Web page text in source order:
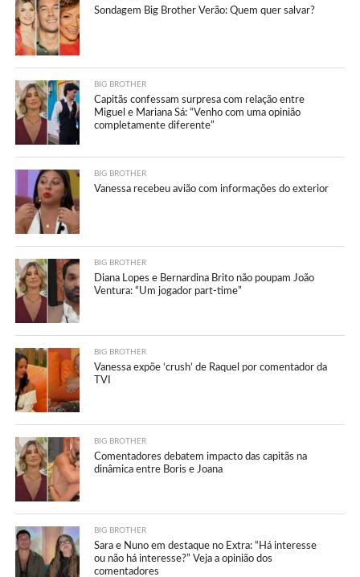
Sondagem Big Brother Verão: Quem quer salvar?
BIG BROTHER
Capitãs confessam surpresa com relação entre
Miguel e Mariana Sá: “Venho com uma opinião
completamente diferente”
BIG BROTHER
Vanessa recebeu avião com informações do exterior
BIG BROTHER
Diana Lopes e Bernardina Brito não poupam João
Ventura: “Um jogador part-time”
BIG BROTHER
Vanessa expõe ‘crush’ de Raquel por comentador da
TVI
BIG BROTHER
Comentadores debatem impacto das capitãs na
dinâmica entre Boris e Joana
BIG BROTHER
Sara e Nuno em destaque no Extra: “Há interesse
ou não há interesse?” Veja a opinião dos
comentadores